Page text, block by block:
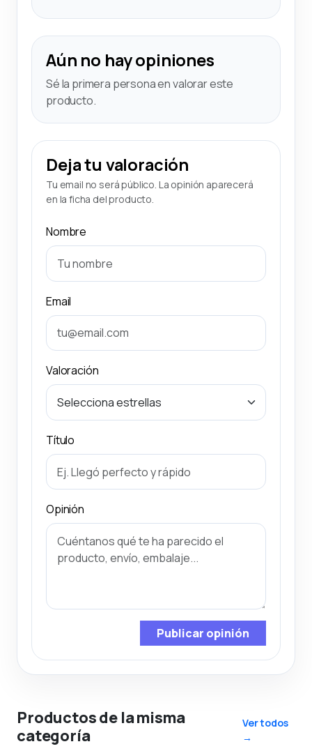
Aún no hay opiniones
Sé la primera persona en valorar este
producto.
Deja tu valoración
Tu email no será público. La opinión aparecerá
en la ficha del producto.
Nombre
Email
Valoración
Título
Opinión
Publicar opinión
Productos de la misma
categoría
Ver todos
→